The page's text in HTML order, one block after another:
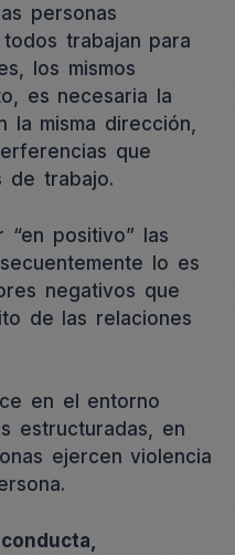
personas
trabajan para
los mismos
es necesaria la
la misma dirección,
que
de trabajo.
“en positivo” las
lo es
negativos que
de las relaciones
en el entorno
estructuradas, en
ejercen violencia